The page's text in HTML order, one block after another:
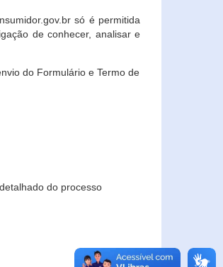
só é permitida
de conhecer, analisar e
do Formulário e Termo de
do processo